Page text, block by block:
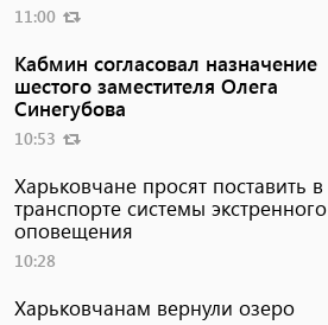
11:00
Кабмин согласовал назначение
шестого заместителя Олега
Синегубова
10:53
Харьковчане просят поставить в
транспорте системы экстренного
оповещения
10:28
Харьковчанам вернули озеро